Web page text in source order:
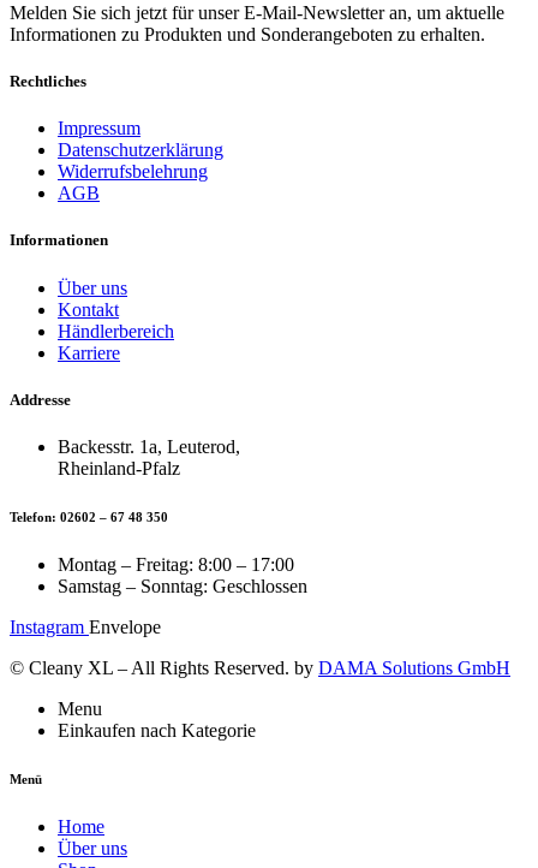
Melden Sie sich jetzt für unser E-Mail-Newsletter an, um aktuelle
Informationen zu Produkten und Sonderangeboten zu erhalten.
Rechtliches
Impressum
Datenschutzerklärung
Widerrufsbelehrung
AGB
Informationen
Über uns
Kontakt
Händlerbereich
Karriere
Addresse
Backesstr. 1a, Leuterod,
Rheinland-Pfalz
Telefon: 02602 – 67 48 350
Montag – Freitag: 8:00 – 17:00
Samstag – Sonntag: Geschlossen
Instagram Envelope
© Cleany XL – All Rights Reserved. by DAMA Solutions GmbH
Menu
Einkaufen nach Kategorie
Menü
Home
Über uns